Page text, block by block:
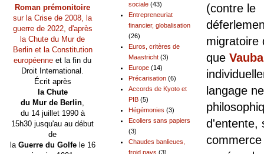
(contre le
migratoire
que
langage
d'entente,
sociale (43)
Entrepreneuriat
financier, globalisation
(26)
Euros, critères de
Maastricht (3)
Europe (14)
Précarisation (6)
Accords de Kyoto et
PIB (5)
Hégémonies (3)
Ecoliers sans papiers
(3)
Chaudes banlieues,
froid pays (3)
Roman prémonitoire
sur la Crise de 2008, la
guerre de 2022, d'après
la Chute du Mur de
Berlin et la Constitution
européenne et la fin du
Droit International.
Écrit après
la Chute
du Mur de Berlin,
du 14 juillet 1990 à
15h30 jusqu'au au début
de
la Guerre du Golfele 16